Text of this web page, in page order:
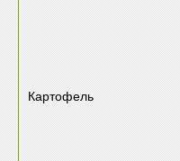
Картофель